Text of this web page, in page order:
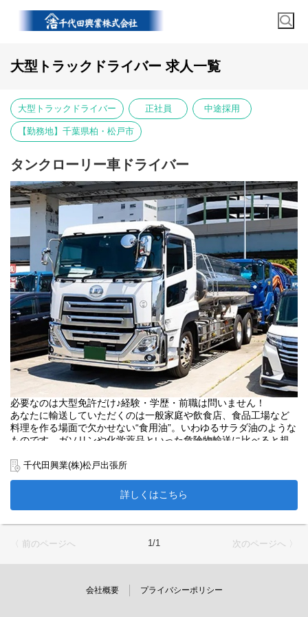
大型トラックドライバー 求人一覧
大型トラックドライバー 正社員 中途採用
【勤務地】千葉県柏・松戸市
タンクローリー車ドライバー
必要なのは大型免許だけ♪経験・学歴・前職は問いません！
あなたに輸送していただくのは一般家庭や飲食店、食品工場など
料理を作る場面で欠かせない“食用油”。いわゆるサラダ油のような
ものです。ガソリンや化学薬品といった危険物輸送に比べると規
レンジしやすい内容と言えます。事実、先輩たちは介護・建築な
験や年齢よりも人柄重視の採用方針です。
大型免許のほか、業務上必要となるのがコミュニケーションスキ
ルです。積み荷では、食用油の入った容器とタンクローリーの注
入口をホースでつないで食用油を流し込むわけですが、どちらか
が勝手に進めてはトラブルのもと。「準備できました、お願いし
でも、愛想をふりまけとか、友達のように仲良くしようとか、強
千代田興業(株)松戸出張所
詳しくはこちら
〈 前のページへ 1/1 次のページへ 〉
会社概要 プライバシーポリシー